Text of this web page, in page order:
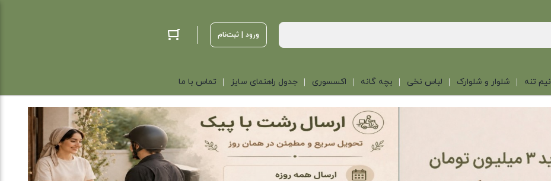
ورود | ثبت‌نام
نیم تنه شلوار و شلوارک لباس نخی بچه گانه اکسسوری جدول راهنمای سایز تماس با ما